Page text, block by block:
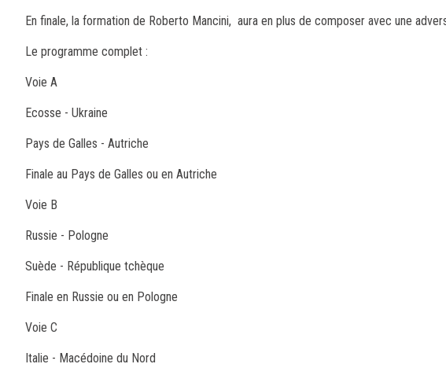
En finale, la formation de Roberto Mancini, aura en plus de composer avec une
Le programme complet :
Voie A
Ecosse - Ukraine
Pays de Galles - Autriche
Finale au Pays de Galles ou en Autriche
Voie B
Russie - Pologne
Suède - République tchèque
Finale en Russie ou en Pologne
Voie C
Italie - Macédoine du Nord